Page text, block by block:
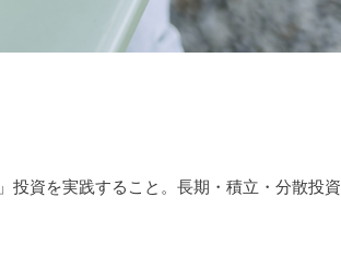
投資を実践すること。長期・積立・分散投資